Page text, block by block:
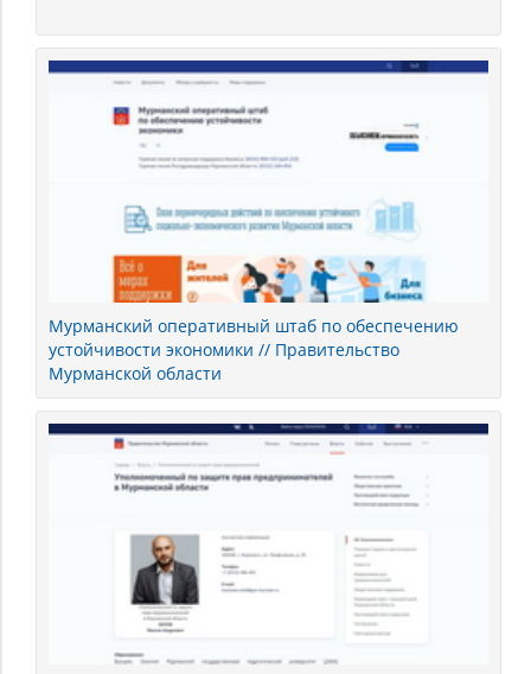
Мурманский оперативный штаб по обеспечению
устойчивости экономики // Правительство
Мурманской области